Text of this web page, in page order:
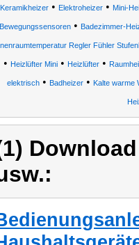
Keramikheizer• Elektroheizer• Mini-
Bewegungssensoren • Badezimmer-
Regler Fühler
• Heizlüfter Mini • Heizlüfter •
elektrisch • Badheizer • Kalte warme